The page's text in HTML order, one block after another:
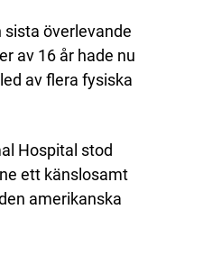
sista överlevande
av 16 år hade nu
av flera fysiska
Hospital stod
ett känslosamt
amerikanska